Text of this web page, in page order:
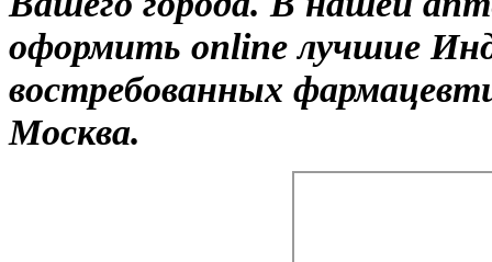
оформить online лучшие
востребованных
Москва.